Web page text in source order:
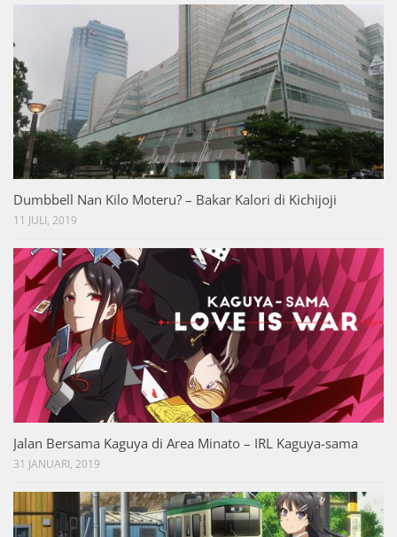
Dumbbell Nan Kilo Moteru? – Bakar Kalori di Kichijoji
11 JULI, 2019
Jalan Bersama Kaguya di Area Minato – IRL Kaguya-sama
31 JANUARI, 2019